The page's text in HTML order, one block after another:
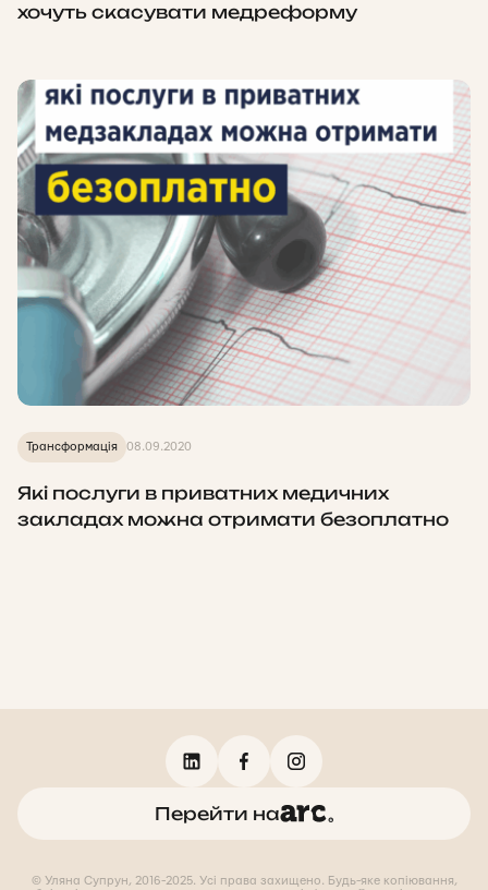
хочуть скасувати медреформу
Трансформація 08.09.2020
Які послуги в приватних медичних
закладах можна отримати безоплатно
Перейти на
© Уляна Супрун, 2016-2025. Усі права захищено. Будь-яке копіювання,